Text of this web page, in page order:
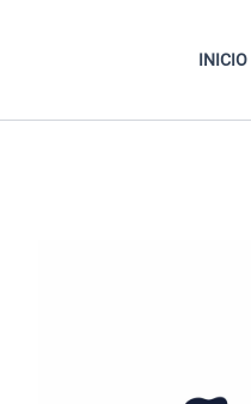
INICIO